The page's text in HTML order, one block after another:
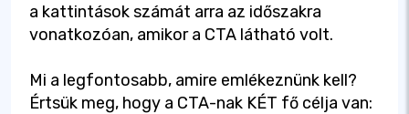
a kattintások számát arra az időszakra
vonatkozóan, amikor a CTA látható volt.
Mi a legfontosabb, amire emlékeznünk kell?
Értsük meg, hogy a CTA-nak KÉT fő célja van: